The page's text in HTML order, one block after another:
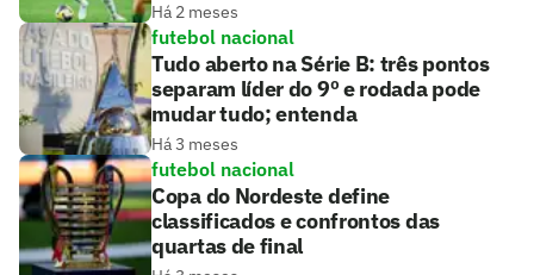
Há 2 meses
futebol nacional
Tudo aberto na Série B: três pontos
separam líder do 9º e rodada pode
mudar tudo; entenda
Há 3 meses
futebol nacional
Copa do Nordeste define
classificados e confrontos das
quartas de final